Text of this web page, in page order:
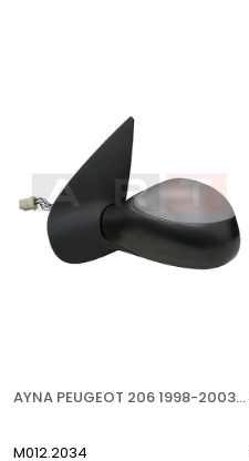
AYNA PEUGEOT 206 1998-2003 ELEKTRİKLİ ISITMALI ASTARLI ASFERİK SOL
M012.2034